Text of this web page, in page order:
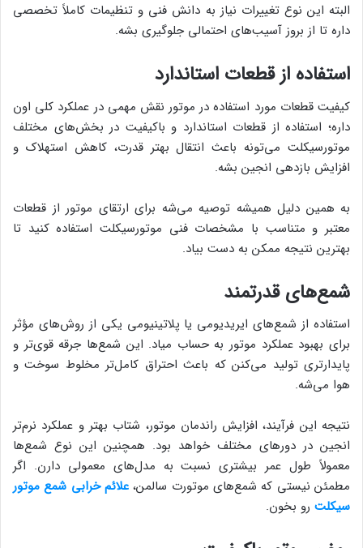
البته این نوع تغییرات نیاز به دانش فنی و تنظیمات کاملاً تخصصی
داره تا از بروز آسیب‌های احتمالی جلوگیری بشه.
استفاده از قطعات استاندارد
کیفیت قطعات مورد استفاده در موتور نقش مهمی در عملکرد کلی اون
داره؛ استفاده از قطعات استاندارد و باکیفیت در بخش‌های مختلف
موتورسیکلت می‌تونه باعث انتقال بهتر قدرت، کاهش استهلاک و
افزایش بازدهی انجین بشه.
به همین دلیل همیشه توصیه می‌شه برای ارتقای موتور از قطعات
معتبر و متناسب با مشخصات فنی موتورسیکلت استفاده کنید تا
بهترین نتیجه ممکن به دست بیاد.
شمع‌های قدرتمند
استفاده از شمع‌های ایریدیومی یا پلاتینیومی یکی از روش‌های مؤثر
برای بهبود عملکرد موتور به حساب میاد. این شمع‌ها جرقه قوی‌تر و
پایدارتری تولید می‌کنن که باعث احتراق کامل‌تر مخلوط سوخت و
هوا می‌شه.
نتیجه این فرآیند، افزایش راندمان موتور، شتاب بهتر و عملکرد نرم‌تر
انجین در دورهای مختلف خواهد بود. همچنین این نوع شمع‌ها
معمولاً طول عمر بیشتری نسبت به مدل‌های معمولی دارن. اگر
مطمئن نیستی که شمع‌های موتورت سالمن، علائم خرابی شمع موتور
سیکلت رو بخون.